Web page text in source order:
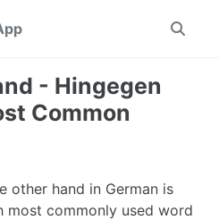
Toggle
- Hingegen
Common
other hand in German is
most commonly used word